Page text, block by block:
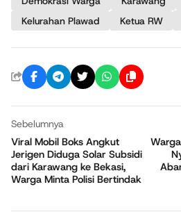
Kelurahan Plawad
Ketua RW
Sebelumnya
Viral Mobil Boks Angkut
Jerigen Diduga Solar Subsidi
dari Karawang ke Bekasi,
Warga Minta Polisi Bertindak